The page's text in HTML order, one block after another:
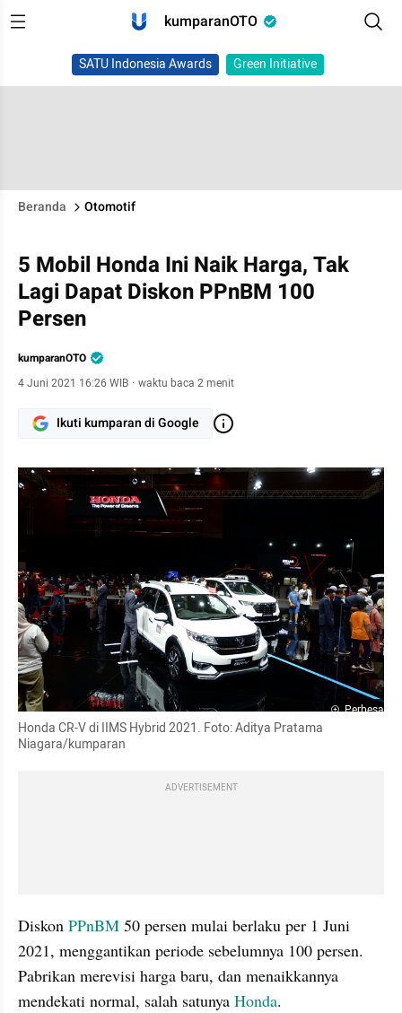
kumparanOTO
SATU Indonesia Awards Green Initiative
Beranda Otomotif
5 Mobil Honda Ini Naik Harga, Tak
Lagi Dapat Diskon PPnBM 100
Persen
kumparanOTO
4 Juni 2021 16:26 WIB · waktu baca 2 menit
Ikuti kumparan di Google
Perbesar
Honda CR-V di IIMS Hybrid 2021. Foto: Aditya Pratama
Niagara/kumparan
ADVERTISEMENT
Diskon PPnBM 50 persen mulai berlaku per 1 Juni
2021, menggantikan periode sebelumnya 100 persen.
Pabrikan merevisi harga baru, dan menaikkannya
mendekati normal, salah satunya Honda.